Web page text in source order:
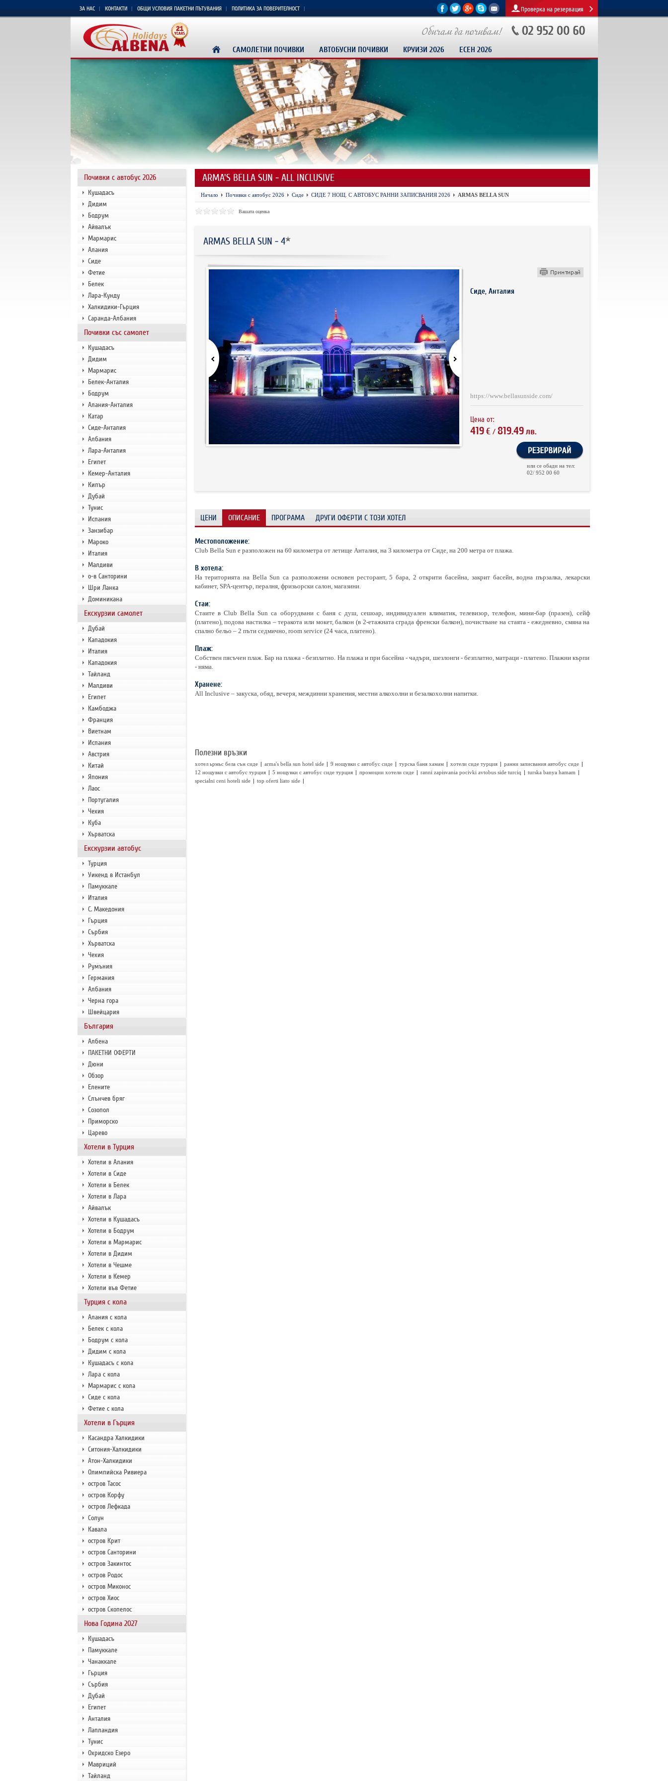
ЗА НАС КОНТАКТИ ОБЩИ УСЛОВИЯ ПАКЕТНИ ПЪТУВАНИЯ ПОЛИТИКА ЗА ПОВЕРИТЕЛНОСТ Проверка на резервация
САМОЛЕТНИ ПОЧИВКИ АВТОБУСНИ ПОЧИВКИ КРУИЗИ 2026 ЕСЕН 2026
Почивки с автобус 2026
Кушадасъ
Дидим
Бодрум
Айвалък
Мармарис
Алания
Сиде
Фетие
Белек
Лара-Кунду
Халкидики-Гърция
Саранда-Албания
Почивки със самолет
Кушадасъ
Дидим
Мармарис
Белек-Анталия
Бодрум
Алания-Анталия
Катар
Сиде-Анталия
Албания
Лара-Анталия
Египет
Кемер-Анталия
Кипър
Дубай
Тунис
Испания
Занзибар
Мароко
Италия
Малдиви
о-в Санторини
Шри Ланка
Доминикана
Екскурзии самолет
Дубай
Кападокия
Италия
Кападокия
Тайланд
Малдиви
Египет
Камбоджа
Франция
Виетнам
Испания
Австрия
Китай
Япония
Лаос
Португалия
Чехия
Куба
Хърватска
Екскурзии автобус
Турция
Уикенд в Истанбул
Памуккале
Италия
С. Македония
Гърция
Сърбия
Хърватска
Чехия
Румъния
Германия
Албания
Черна гора
Швейцария
България
Албена
ПАКЕТНИ ОФЕРТИ
Дюни
Обзор
Елените
Слънчев бряг
Созопол
Приморско
Царево
Хотели в Турция
Хотели в Алания
Хотели в Сиде
Хотели в Белек
Хотели в Лара
Айвалък
Хотели в Кушадасъ
Хотели в Бодрум
Хотели в Мармарис
Хотели в Дидим
Хотели в Чешме
Хотели в Кемер
Хотели във Фетие
Турция с кола
Алания с кола
Белек с кола
Бодрум с кола
Дидим с кола
Кушадасъ с кола
Лара с кола
Мармарис с кола
Сиде с кола
Фетие с кола
Хотели в Гърция
Касандра Халкидики
Ситония-Халкидики
Атон-Халкидики
Олимпийска Ривиера
остров Тасос
остров Корфу
остров Лефкада
Солун
Кавала
остров Крит
остров Санторини
остров Закинтос
остров Родос
остров Миконос
остров Хиос
остров Скопелос
Нова Година 2027
Кушадасъ
Памуккале
Чанаккале
Гърция
Сърбия
Дубай
Египет
Анталия
Лапландия
Тунис
Охридско Езеро
Мавриций
Тайланд
ARMA'S BELLA SUN - ALL INCLUSIVE
Начало Почивки с автобус 2026 Сиде СИДЕ 7 НОЩ. С АВТОБУС РАННИ ЗАПИСВАНИЯ 2026 ARMAS BELLA SUN
Вашата оценка
ARMAS BELLA SUN - 4
Сиде, Анталия
https://www.bellasunside.com/
Цена от:
419 €/ 819.49 лв.
или се обади на тел:
02/ 952 00 60
ЦЕНИ ОПИСАНИЕ ПРОГРАМА ДРУГИ ОФЕРТИ С ТОЗИ ХОТЕЛ
Местоположение:
Club Bella Sun е разположен на 60 километра от летище Анталия, на 3 километра от Сиде, на 200 метра от плажа.
В хотела:
На територията на Bella Sun са разположени основен ресторант, 5 бара, 2 открити басейна, закрит басейн, водна пързалка, лекарски
кабинет, SPA-център, пералня, фризьорски салон, магазини.
Стаи:
Стаите в Club Bella Sun са оборудвани с баня с душ, сешоар, индивидуален климатик, телевизор, телефон, мини-бар (празен), сейф
(платено), подова настилка – теракота или мокет, балкон (в 2-етажната сграда френски балкон), почистване на стаята - ежедневно, смяна на
спално бельо – 2 пъти седмично, room service (24 часа, платено).
Плаж:
Собствен пясъчен плаж. Бар на плажа - безплатно. На плажа и при басейна - чадъри, шезлонги - безплатно, матраци - платено. Плажни кърпи
- няма.
Хранене:
All Inclusive – закуска, обяд, вечеря, междинни хранения, местни алкохолни и безалкохолни напитки.
Полезни връзки
хотел ьрмьс бела сън сиде | arma's bella sun hotel side | 9 нощувки с автобус сиде | турска баня хамам | хотели сиде турция | ранни записвания автобус сиде |
12 нощувки с автобус турция | 5 нощувки с автобус сиде турция | промоции хотели сиде | ranni zapisvania pocivki avtobus side turciq | turska banya hamam |
specialni ceni hoteli side | top oferti liato side |